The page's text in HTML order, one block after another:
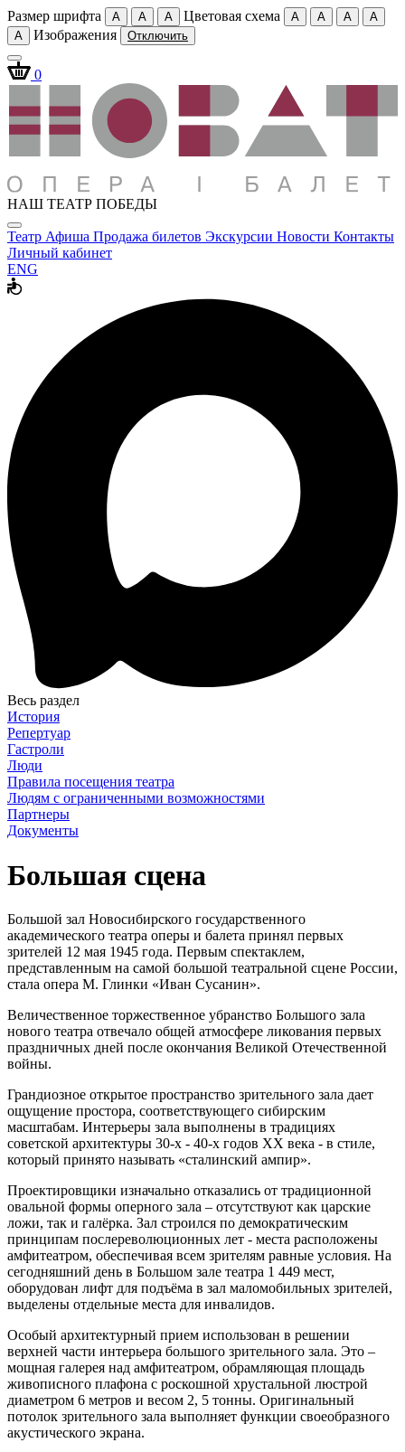
Размер шрифта A A A Цветовая схема A A A
A
A
Изображения Отключить
0
НАШ ТЕАТР ПОБЕДЫ
Театр Афиша Продажа билетов Экскурсии Новости Контакты
Личный кабинет
ENG
Весь раздел
История
Репертуар
Гастроли
Люди
Правила посещения театра
Людям с ограниченными возможностями
Партнеры
Документы
Большая сцена
Большой зал Новосибирского государственного
академического театра оперы и балета принял первых
зрителей 12 мая 1945 года. Первым спектаклем,
представленным на самой большой театральной сцене России,
стала опера М. Глинки «Иван Сусанин».
Величественное торжественное убранство Большого зала
нового театра отвечало общей атмосфере ликования первых
праздничных дней после окончания Великой Отечественной
войны.
Грандиозное открытое пространство зрительного зала дает
ощущение простора, соответствующего сибирским
масштабам. Интерьеры зала выполнены в традициях
советской архитектуры 30-х - 40-х годов ХХ века - в стиле,
который принято называть «сталинский ампир».
Проектировщики изначально отказались от традиционной
овальной формы оперного зала – отсутствуют как царские
ложи, так и галёрка. Зал строился по демократическим
принципам послереволюционных лет - места расположены
амфитеатром, обеспечивая всем зрителям равные условия. На
сегодняшний день в Большом зале театра 1 449 мест,
оборудован лифт для подъёма в зал маломобильных зрителей,
выделены отдельные места для инвалидов.
Особый архитектурный прием использован в решении
верхней части интерьера большого зрительного зала. Это –
мощная галерея над амфитеатром, обрамляющая площадь
живописного плафона с роскошной хрустальной люстрой
диаметром 6 метров и весом 2, 5 тонны. Оригинальный
потолок зрительного зала выполняет функции своеобразного
акустического экрана.